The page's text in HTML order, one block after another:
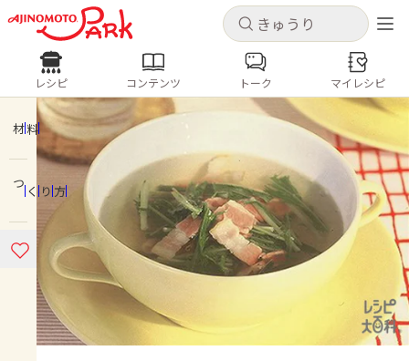
キャンセル
ログインするとレシピを保存できます
ログイン 新規登録
ホーム
コンテンツ
レシピ
キャンセル
レシピ コンテンツ
人気の食材・レシピ
きゅうり なす トマト
とうもろこし
ピーマン
みょうが ゴーヤ
レシピ コンテンツ トーク マイレシピ
材料
つくり方